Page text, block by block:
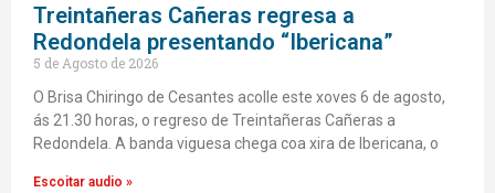
Treintañeras Cañeras regresa a
Redondela presentando “Ibericana”
5 de Agosto de 2026
O Brisa Chiringo de Cesantes acolle este xoves 6 de agosto,
ás 21.30 horas, o regreso de Treintañeras Cañeras a
Redondela. A banda viguesa chega coa xira de Ibericana, o
Escoitar audio »